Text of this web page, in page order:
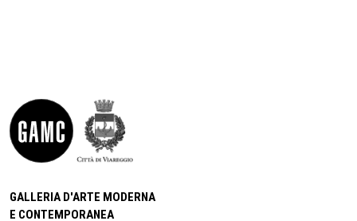
GALLERIA D'ARTE MODERNA
E CONTEMPORANEA